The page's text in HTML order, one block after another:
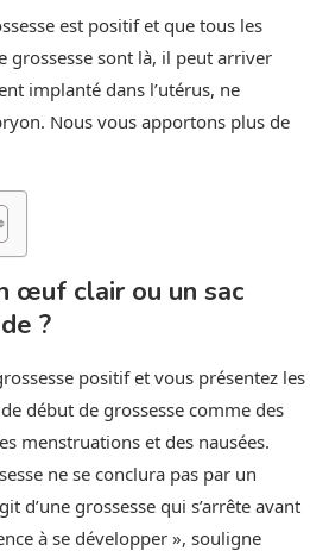
est positif et que tous les
grossesse sont là, il peut arriver
implanté dans l’utérus, ne
Nous vous apportons plus de
œuf clair ou un sac
?
positif et vous présentez les
début de grossesse comme des
menstruations et des nausées.
ne se conclura pas par un
d’une grossesse qui s’arrête avant
à se développer », souligne